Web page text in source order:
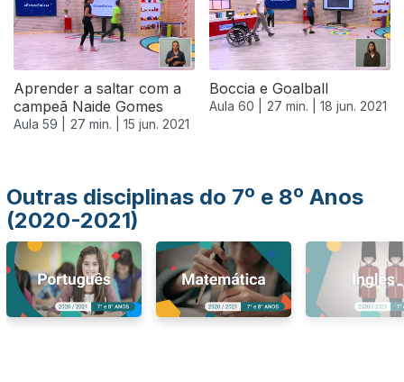
Aprender a saltar com a
campeã Naide Gomes
Aula 59 | 27 min. | 15 jun. 2021
Boccia e Goalball
Aula 60 | 27 min. | 18 jun. 2021
Outras disciplinas do 7º e 8º Anos
(2020-2021)